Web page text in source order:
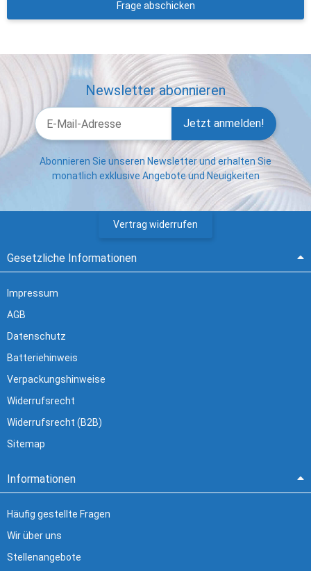
Frage abschicken
Newsletter abonnieren
Jetzt anmelden!
Abonnieren Sie unseren Newsletter und erhalten Sie
monatlich exklusive Angebote und Neuigkeiten
Vertrag widerrufen
Gesetzliche Informationen
Impressum
AGB
Datenschutz
Batteriehinweis
Verpackungshinweise
Widerrufsrecht
Widerrufsrecht (B2B)
Sitemap
Informationen
Häufig gestellte Fragen
Wir über uns
Stellenangebote